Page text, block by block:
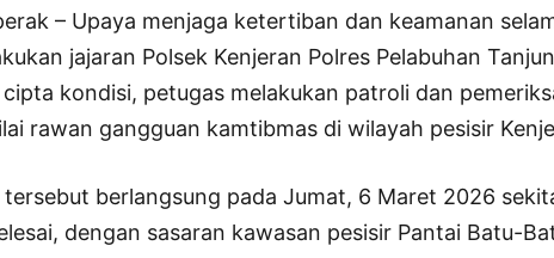
– Upaya menjaga ketertiban dan keamanan
jajaran Polsek Kenjeran Polres Pelabuhan
kondisi, petugas melakukan patroli dan
rawan gangguan kamtibmas di wilayah pesisir
tersebut berlangsung pada Jumat, 6 Maret 2026
dengan sasaran kawasan pesisir Pantai Batu-